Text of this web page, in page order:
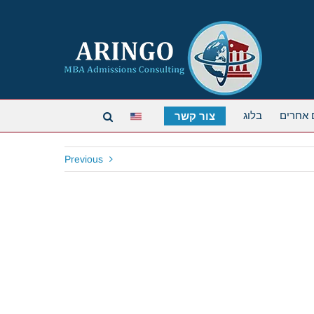
אחרים בלוג צור קשר
Previous